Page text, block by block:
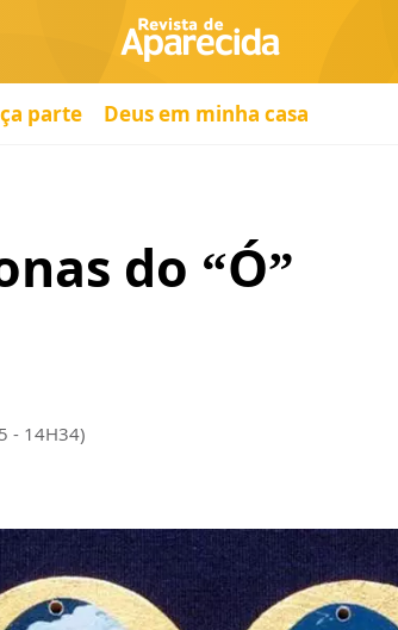
parte Deus em minha casa
do “Ó”
- 14H34)